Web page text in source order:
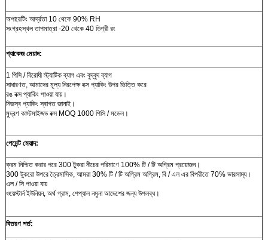
অপারেটিং আর্দ্রতা 10 থেকে 90% RH
সংগ্রহস্থল তাপমাত্রা -20 থেকে 40 ডিগ্রী রং
প্যাকেজ মেয়াদ:
1 পিসি / বিরোধী স্ট্যাটিক ব্যাগ এবং বুদ্বুদ ব্যাগ
সাধারণত, আমাদের মূল্য নিরপেক্ষ বক্স প্যাকিং উপর ভিত্তি করে
রঙ বক্স প্যাকিং পাওয়া যায়।
নিজস্ব প্যাকিং স্বাগত জানাই।
মুদ্রণ কাস্টমাইজড বক্স MOQ 1000 পিসি / মডেল।
পেমেন্ট মেয়াদ:
ক্রম নিশ্চিত করার পরে 300 টুকরা নীচের পরিমাণে 100% টি / টি অগ্রিম প্রয়োজন।
300 টুকরো উপরে ত্রৈমাসিক, আমরা 30% টি / টি অগ্রিম অগ্রিম, বি / এল এর বিপরীতে 70% ভারসাম্য।
এল / সি পাওয়া যায়
ওয়েস্টার্ন ইউনিয়ন, অর্থ গ্রাম, পেপ্যাল ​​নমুনা আদেশের জন্য উপলব্ধ।
বিতরণ শর্ত: